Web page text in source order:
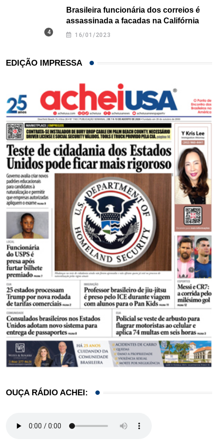
Brasileira funcionária dos correios é
assassinada a facadas na Califórnia
16/01/2023
EDIÇÃO IMPRESSA
OUÇA RÁDIO ACHEI: